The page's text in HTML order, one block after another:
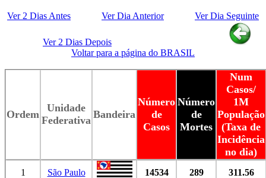
Ver 2 Dias Antes Ver Dia Anterior Ver Dia Seguinte
Ver 2 Dias Depois
Voltar para a página do BRASIL
Ordem
Unidade
Federativa Bandeira
Número
de
Casos
Número
de
Mortes
Num
Casos/
1M
População
(Taxa de
Incidência
no dia)
1 São Paulo 14534 289 311.56